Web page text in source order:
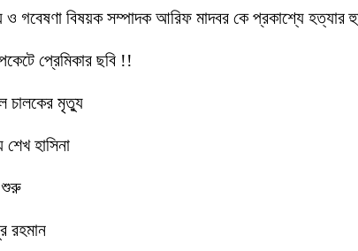
গবেষণা বিষয়ক সম্পাদক আরিফ মাদবর কে প্রকাশ্যে হত্যার
প্রেমিকার ছবি !!
চালকের মৃত্যু
শেখ হাসিনা
শুরু
রহমান